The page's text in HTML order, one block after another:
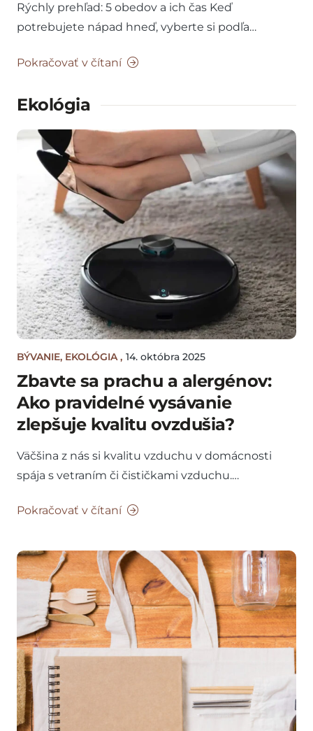
Rýchly prehľad: 5 obedov a ich čas Keď
potrebujete nápad hneď, vyberte si podľa…
Pokračovať v čítaní
Ekológia
BÝVANIE, EKOLÓGIA, 14. októbra 2025
Zbavte sa prachu a alergénov:
Ako pravidelné vysávanie
zlepšuje kvalitu ovzdušia?
Väčšina z nás si kvalitu vzduchu v domácnosti
spája s vetraním či čističkami vzduchu.…
Pokračovať v čítaní